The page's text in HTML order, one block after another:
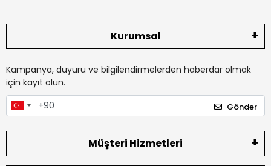
Kurumsal
Kampanya, duyuru ve bilgilendirmelerden haberdar olmak
için kayıt olun.
Gönder
Müşteri Hizmetleri